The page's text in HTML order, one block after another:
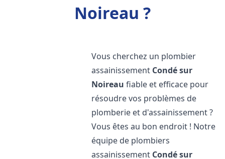
Noireau ?
Vous cherchez un plombier
assainissement Condé sur
Noireau fiable et efficace pour
résoudre vos problèmes de
plomberie et d'assainissement ?
Vous êtes au bon endroit ! Notre
équipe de plombiers
assainissement Condé sur